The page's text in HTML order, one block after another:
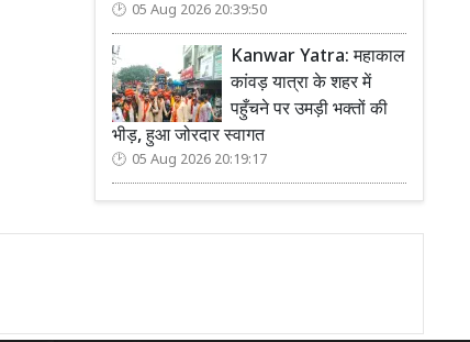
05 Aug 2026 20:39:50
Kanwar Yatra: महाकाल
कांवड़ यात्रा के शहर में
पहुँचने पर उमड़ी भक्तों की
भीड़, हुआ जोरदार स्वागत
05 Aug 2026 20:19:17